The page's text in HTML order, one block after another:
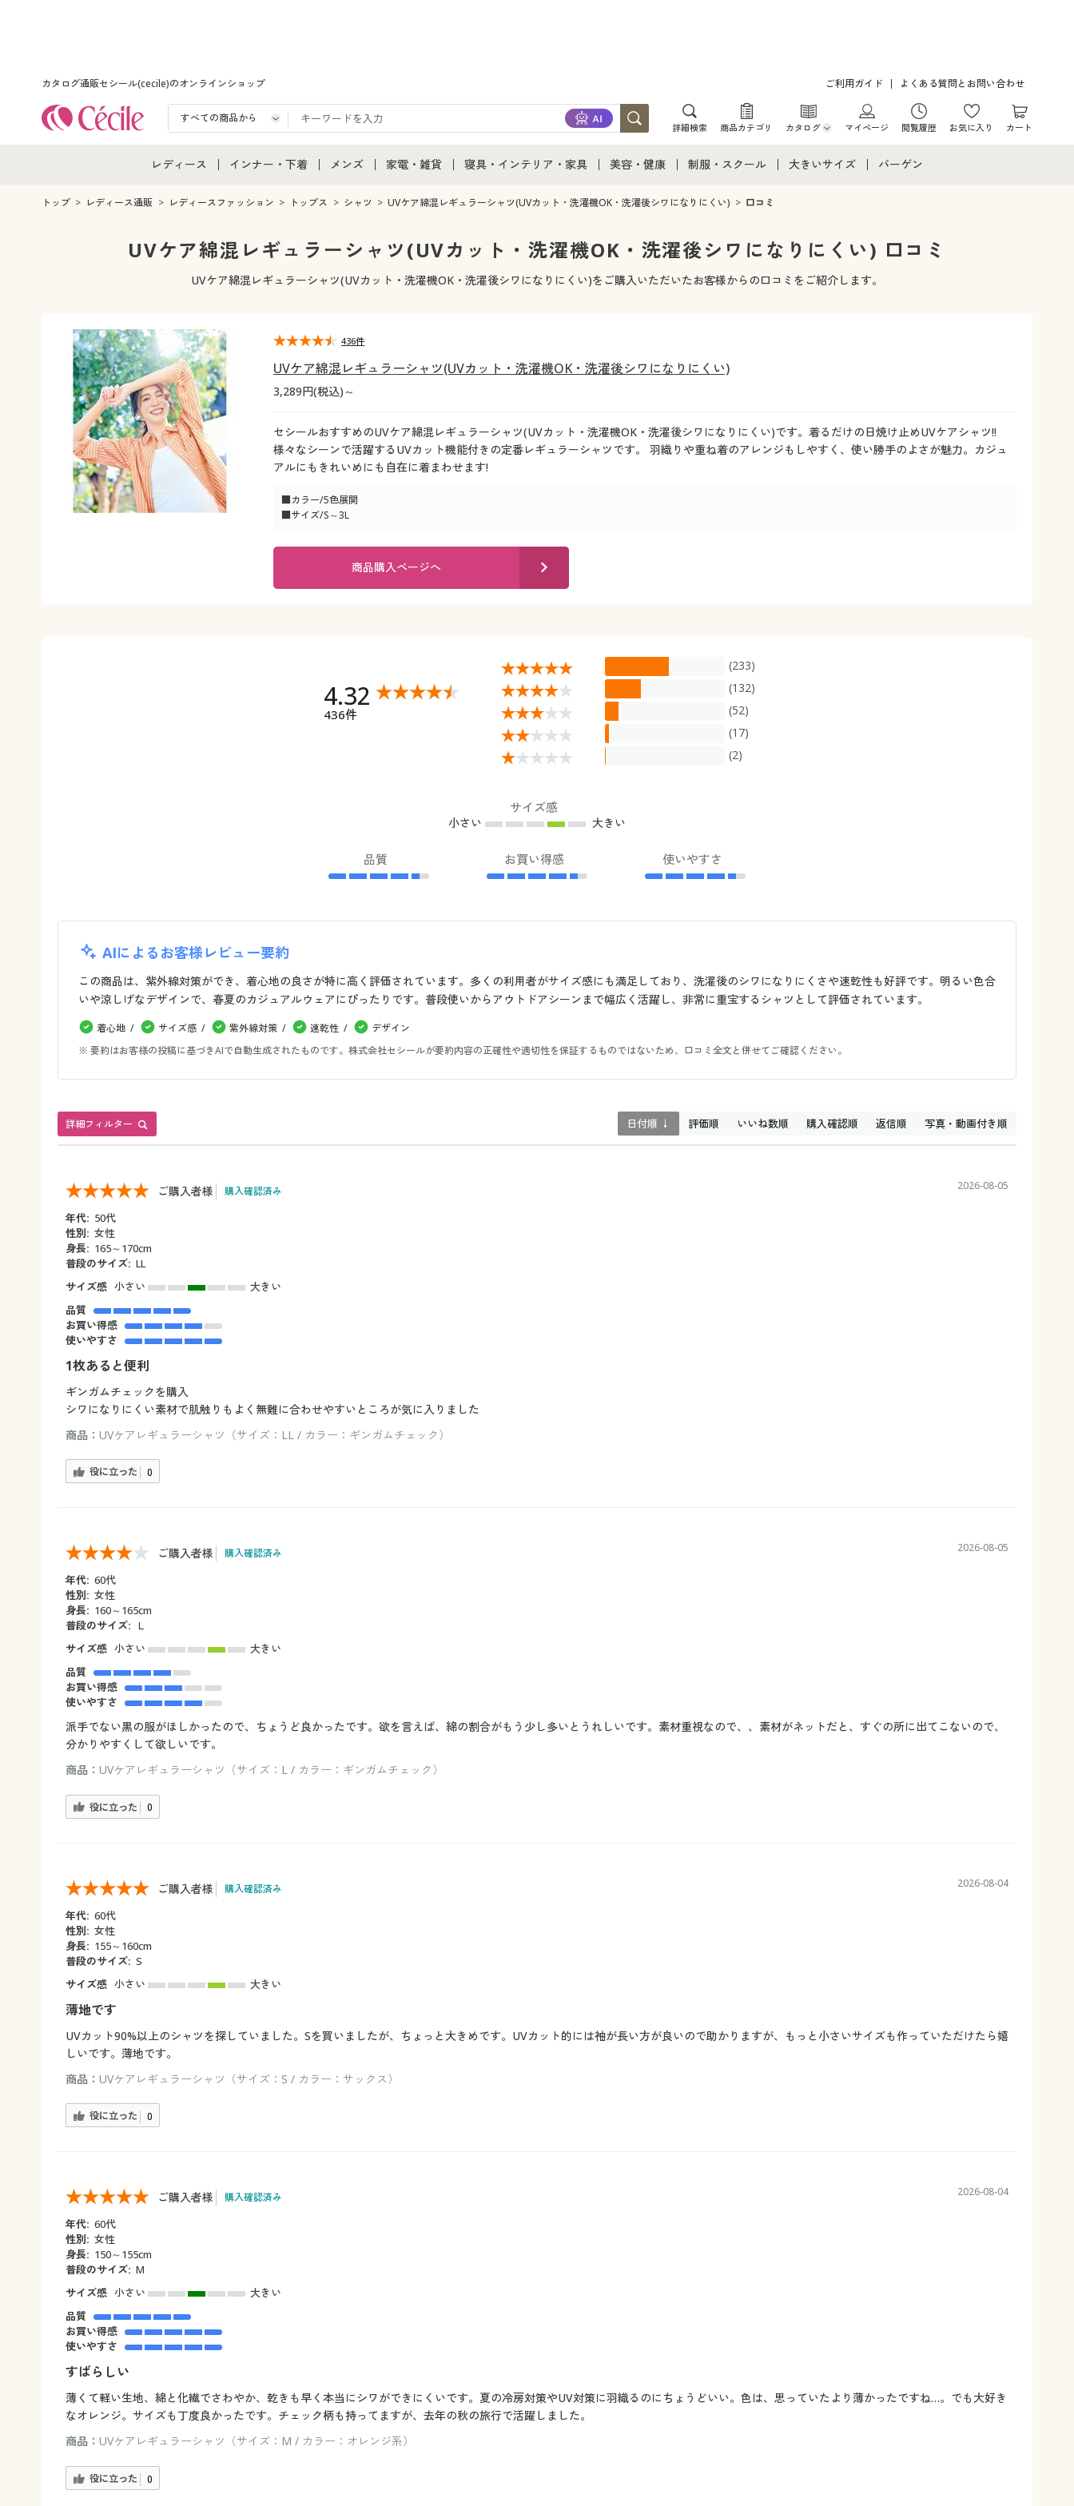
カタログ通販セシール(cecile)のオンラインショップ ご利用ガイド よくある質問とお問い合わせ
詳細検索 商品カテゴリ カタログ
カタログ・チラシからのご注文
マイページ 閲覧履歴 お気に入り カート
レディース
レディース通販すべて
レディースファッション
女性下着
インナー・下着
インナー・下着通販すべて
女性下着
メンズ下着
メンズ
メンズ通販すべて
メンズ下着
家電・雑貨
家電・雑貨すべて
キッチン・雑貨・日用品
寝具・インテリア・家具
寝具・インテリア・家具通販すべて
家具・収納
寝具・ベッド
美容・健康
美容・健康通販すべて
美容・健康・サプリメント
制服・スクール
制服・スクールすべて
制服・学生服
ジュニア・ティーンズ下着
大きいサイズ
大きいサイズ レディース服
大きいサイズ レディース下着
バーゲン
シークレットセール
トップ レディース通販 レディースファッション トップス シャツ UVケア綿混レギュラーシャツ(UVカット・洗濯機OK・洗濯後シワになりにくい) 口コミ
UVケア綿混レギュラーシャツ(UVカット・洗濯機OK・洗濯後シワになりにくい) 口コミ
UVケア綿混レギュラーシャツ(UVカット・洗濯機OK・洗濯後シワになりにくい)をご購入いただいたお客様からの口コミをご紹介します。
UVケア綿混レギュラーシャツ(UVカット・洗濯機OK・洗濯後シワになりにくい)
3,289円(税込)～
セシールおすすめのUVケア綿混レギュラーシャツ(UVカット・洗濯機OK・洗濯後シワになりにくい)です。着るだけの日焼け止めUVケアシャツ!!
様々なシーンで活躍するUVカット機能付きの定番レギュラーシャツです。 羽織りや重ね着のアレンジもしやすく、使い勝手のよさが魅力。カジュ
アルにもきれいめにも自在に着まわせます!
■カラー/5色展開
■サイズ/S～3L
436件
商品購入ページへ
4.32
436件
(233)
(132)
(52)
(17)
(2)
サイズ感
小さい 大きい
品質 お買い得感 使いやすさ
AIによるお客様レビュー要約
この商品は、紫外線対策ができ、着心地の良さが特に高く評価されています。多くの利用者がサイズ感にも満足しており、洗濯後のシワになりにくさや速乾性も好評です。明るい色合
いや涼しげなデザインで、春夏のカジュアルウェアにぴったりです。普段使いからアウトドアシーンまで幅広く活躍し、非常に重宝するシャツとして評価されています。
着心地 サイズ感 紫外線対策 速乾性
デザイン
※ 要約はお客様の投稿に基づきAIで自動生成されたものです。株式会社セシールが要約内容の正確性や適切性を保証するものではないため、口コミ全文と併せてご確認ください。
詳細フィルター 日付順 ↓ 評価順 いいね数順 購入確認順 返信順 写真・動画付き順
ご購入者様 購入確認済み 2026-08-05
年代: 50代
性別: 女性
身長: 165～170cm
普段のサイズ: LL
サイズ感 小さい
大きい
品質
お買い得感
使いやすさ
1枚あると便利
ギンガムチェックを購入
シワになりにくい素材で肌触りもよく無難に合わせやすいところが気に入りました
商品： UVケアレギュラーシャツ（サイズ：LL / カラー：ギンガムチェック）
役に立った 0
ご購入者様 購入確認済み 2026-08-05
年代: 60代
性別: 女性
身長: 160～165cm
普段のサイズ: Ｌ
サイズ感 小さい
大きい
品質
お買い得感
使いやすさ
派手でない黒の服がほしかったので、ちょうど良かったです。欲を言えば、綿の割合がもう少し多いとうれしいです。素材重視なので、、素材がネットだと、すぐの所に出てこないので、
分かりやすくして欲しいです。
商品： UVケアレギュラーシャツ（サイズ：L / カラー：ギンガムチェック）
役に立った 0
ご購入者様 購入確認済み 2026-08-04
年代: 60代
性別: 女性
身長: 155～160cm
普段のサイズ: S
サイズ感 小さい 大きい
薄地です
UVカット90%以上のシャツを探していました。Sを買いましたが、ちょっと大きめです。UVカット的には袖が長い方が良いので助かりますが、もっと小さいサイズも作っていただけたら嬉
しいです。薄地です。
商品： UVケアレギュラーシャツ（サイズ：S / カラー：サックス）
役に立った 0
ご購入者様 購入確認済み 2026-08-04
年代: 60代
性別: 女性
身長: 150～155cm
普段のサイズ: M
サイズ感 小さい
大きい
品質
お買い得感
使いやすさ
すばらしい
薄くて軽い生地、綿と化繊でさわやか、乾きも早く本当にシワができにくいです。夏の冷房対策やUV対策に羽織るのにちょうどいい。色は、思っていたより薄かったですね…。でも大好き
なオレンジ。サイズも丁度良かったです。チェック柄も持ってますが、去年の秋の旅行で活躍しました。
商品： UVケアレギュラーシャツ（サイズ：M / カラー：オレンジ系）
役に立った 0